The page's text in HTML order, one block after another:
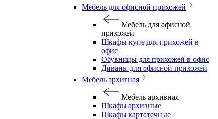
Мебель для офисной прихожей
Мебель для офисной
прихожей
Шкафы-купе для прихожей в
офис
Обувницы для прихожей в офис
Диваны для офисной прихожей
Мебель архивная
Мебель архивная
Шкафы архивные
Шкафы картотечные